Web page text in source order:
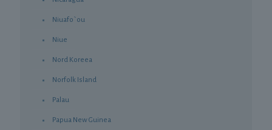
Niuafo`ou
Niue
Nord Koreea
Norfolk Island
Palau
Papua New Guinea